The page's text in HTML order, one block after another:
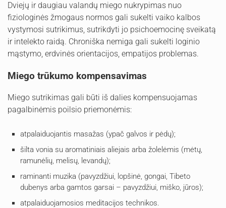
Dviejų ir daugiau valandų miego nukrypimas nuo
fiziologinės žmogaus normos gali sukelti vaiko kalbos
vystymosi sutrikimus, sutrikdyti jo psichoemocinę sveikatą
ir intelekto raidą. Chroniška nemiga gali sukelti loginio
mąstymo, erdvinės orientacijos, empatijos problemas.
Miego trūkumo kompensavimas
Miego sutrikimas gali būti iš dalies kompensuojamas
pagalbinėmis poilsio priemonėmis:
atpalaiduojantis masažas (ypač galvos ir pėdų);
šilta vonia su aromatiniais aliejais arba žolelėmis (mėtų,
ramunėlių, melisų, levandų);
raminanti muzika (pavyzdžiui, lopšinė, gongai, Tibeto
dubenys arba gamtos garsai – pavyzdžiui, miško, jūros);
atpalaiduojamosios meditacijos technikos.